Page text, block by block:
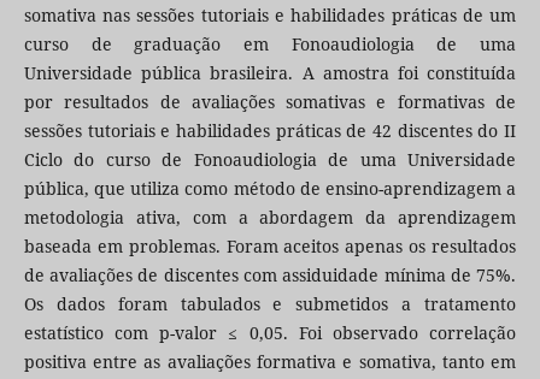
somativa nas sessões tutoriais e habilidades práticas de um
curso de graduação em Fonoaudiologia de uma
Universidade pública brasileira. A amostra foi constituída
por resultados de avaliações somativas e formativas de
sessões tutoriais e habilidades práticas de 42 discentes do II
Ciclo do curso de Fonoaudiologia de uma Universidade
pública, que utiliza como método de ensino-aprendizagem a
metodologia ativa, com a abordagem da aprendizagem
baseada em problemas. Foram aceitos apenas os resultados
de avaliações de discentes com assiduidade mínima de 75%.
Os dados foram tabulados e submetidos a tratamento
estatístico com p-valor ≤ 0,05. Foi observado correlação
positiva entre as avaliações formativa e somativa, tanto em